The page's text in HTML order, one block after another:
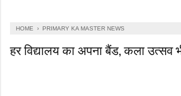
HOME › PRIMARY KA MASTER NEWS
हर विद्यालय का अपना बैंड, कला उत्सव